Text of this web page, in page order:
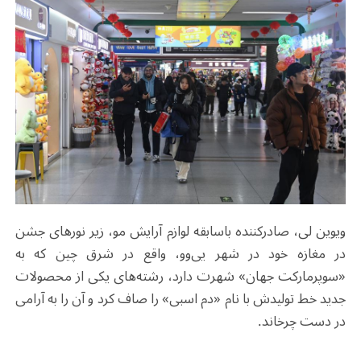
ویوین لی، صادرکننده باسابقه لوازم آرایش مو، زیر نورهای جشن
در مغازه خود در شهر یی‌وو، واقع در شرق چین که به
«سوپرمارکت جهان» شهرت دارد، رشته‌های یکی از محصولات
جدید خط تولیدش با نام «دم اسبی» را صاف کرد و آن را به‌ آرامی
در دست چرخاند.